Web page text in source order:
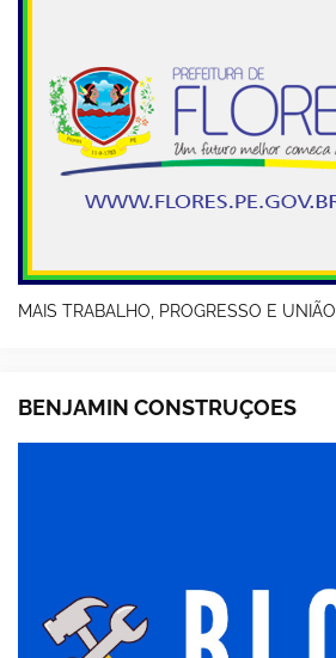
MAIS TRABALHO, PROGRESSO E UNIÃO
BENJAMIN CONSTRUÇOES